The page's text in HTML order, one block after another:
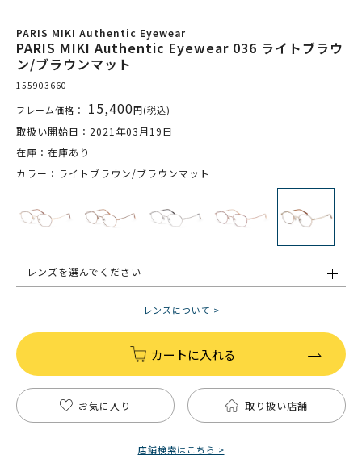
PARIS MIKI Authentic Eyewear
PARIS MIKI Authentic Eyewear 036 ライトブラウ
ン/ブラウンマット
155903660
フレーム価格： 15,400円(税込)
取扱い開始日：2021年03月19日
在庫：在庫あり
カラー：ライトブラウン/ブラウンマット
レンズを選んでください
レンズについて >
カートに入れる
お気に入り 取り扱い店舗
店舗検索はこちら >